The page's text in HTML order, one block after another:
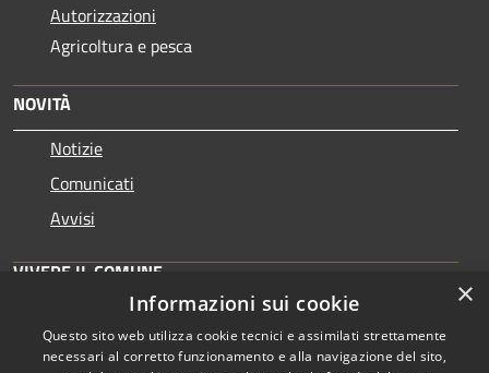
Autorizzazioni
Agricoltura e pesca
NOVITÀ
Notizie
Comunicati
Avvisi
VIVERE IL COMUNE
Eventi
×
Informazioni sui cookie
Questo sito web utilizza cookie tecnici e assimilati strettamente
necessari al corretto funzionamento e alla navigazione del sito,